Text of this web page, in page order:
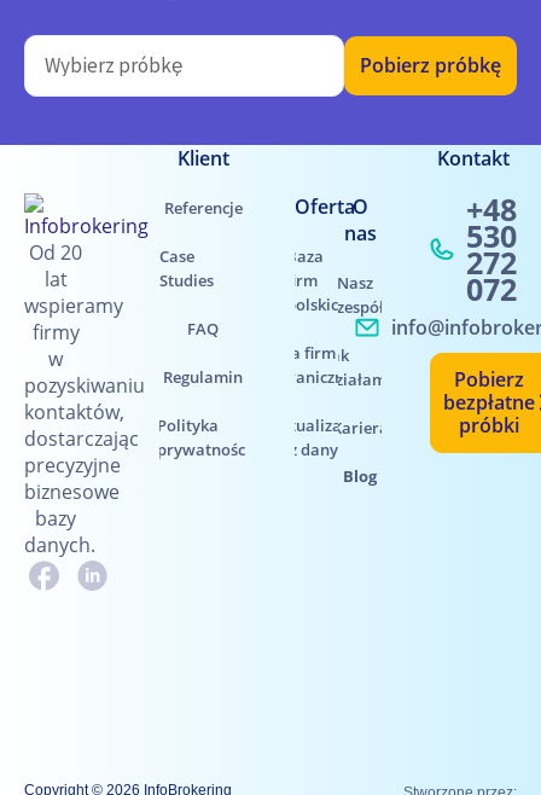
Pobierz próbkę
Od 20
lat
wspieramy
firmy
w
pozyskiwaniu
kontaktów,
dostarczając
precyzyjne
biznesowe
bazy
danych.
Klient
Referencje
Case
Studies
FAQ
Regulamin
Polityka
prywatności
Oferta
Baza
firm
polskich
Baza firm
zagranicznych
Aktualizacja
baz danych
O
nas
Nasz
zespół
Jak
działamy
Kariera
Blog
Kontakt
+48
530
272
072
Pobierz
bezpłatne
próbki
Copyright © 2026 InfoBrokering